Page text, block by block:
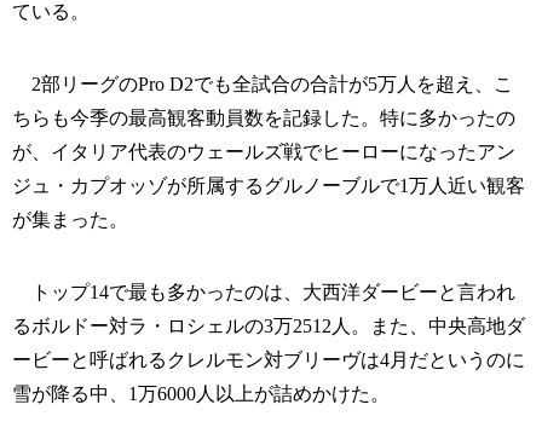
ている。
2部リーグのPro D2でも全試合の合計が5万人を超え、こ
ちらも今季の最高観客動員数を記録した。特に多かったの
が、イタリア代表のウェールズ戦でヒーローになったアン
ジュ・カプオッゾが所属するグルノーブルで1万人近い観客
が集まった。
トップ14で最も多かったのは、大西洋ダービーと言われ
るボルドー対ラ・ロシェルの3万2512人。また、中央高地ダ
ービーと呼ばれるクレルモン対ブリーヴは4月だというのに
雪が降る中、1万6000人以上が詰めかけた。